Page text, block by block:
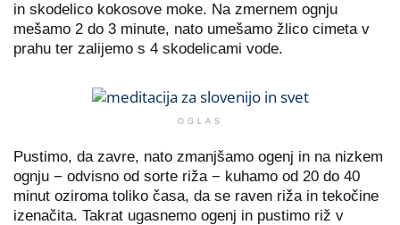
in skodelico kokosove moke. Na zmernem ognju
mešamo 2 do 3 minute, nato umešamo žlico cimeta v
prahu ter zalijemo s 4 skodelicami vode.
OGLAS
Pustimo, da zavre, nato zmanjšamo ogenj in na nizkem
ognju − odvisno od sorte riža − kuhamo od 20 do 40
minut oziroma toliko časa, da se raven riža in tekočine
izenačita. Takrat ugasnemo ogenj in pustimo riž v